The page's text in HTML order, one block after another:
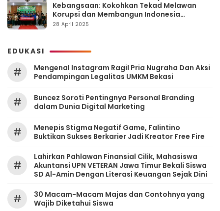
Kebangsaan: Kokohkan Tekad Melawan
Korupsi dan Membangun Indonesia
Berintegritas
28 April 2025
EDUKASI
#
Mengenal Instagram Ragil Pria Nugraha Dan Aksi
Pendampingan Legalitas UMKM Bekasi
#
‎Buncez Soroti Pentingnya Personal Branding
dalam Dunia Digital Marketing
#
Menepis Stigma Negatif Game, Falintino
Buktikan Sukses Berkarier Jadi Kreator Free Fire
#
Lahirkan Pahlawan Finansial Cilik, Mahasiswa
Akuntansi UPN VETERAN Jawa Timur Bekali Siswa
SD Al-Amin Dengan Literasi Keuangan Sejak Dini
#
30 Macam-Macam Majas dan Contohnya yang
Wajib Diketahui Siswa